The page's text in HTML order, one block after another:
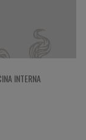
INTERNA